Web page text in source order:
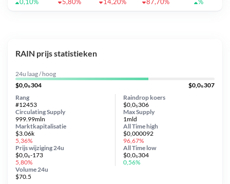
RAIN prijs statistieken
24u laag / hoog
$0,0₅304
$0,0₅307
Raindrop koers
$0,0₅306
Circulating Supply
999.99mln
Prijs wijziging 24u
$0,0₆-173
5,80%
Max Supply
1mld
Marktkapitalisatie
$3.06k
5,36%
Volume 24u
$70.5
Rang
#12453
All Timehigh
$0,000092
96,67%
All Time low
$0,0₅304
0,56%